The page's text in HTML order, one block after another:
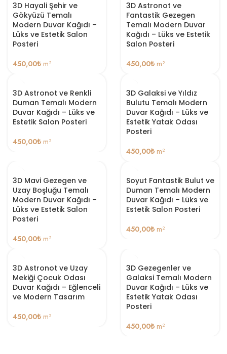
3D Hayali Şehir ve
Gökyüzü Temalı
Modern Duvar Kağıdı –
Lüks ve Estetik Salon
Posteri
450,00₺ m²
3D Astronot ve
Fantastik Gezegen
Temalı Modern Duvar
Kağıdı – Lüks ve Estetik
Salon Posteri
450,00₺ m²
3D Astronot ve Renkli
Duman Temalı Modern
Duvar Kağıdı – Lüks ve
Estetik Salon Posteri
450,00₺ m²
3D Galaksi ve Yıldız
Bulutu Temalı Modern
Duvar Kağıdı – Lüks ve
Estetik Yatak Odası
Posteri
450,00₺ m²
3D Mavi Gezegen ve
Uzay Boşluğu Temalı
Modern Duvar Kağıdı –
Lüks ve Estetik Salon
Posteri
450,00₺ m²
Soyut Fantastik Bulut ve
Duman Temalı Modern
Duvar Kağıdı – Lüks ve
Estetik Salon Posteri
450,00₺ m²
3D Astronot ve Uzay
Mekiği Çocuk Odası
Duvar Kağıdı – Eğlenceli
ve Modern Tasarım
450,00₺ m²
3D Gezegenler ve
Galaksi Temalı Modern
Duvar Kağıdı – Lüks ve
Estetik Yatak Odası
Posteri
450,00₺ m²